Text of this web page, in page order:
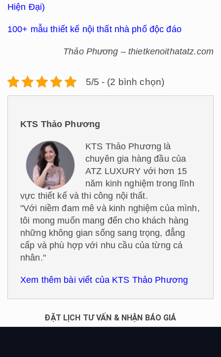
Hiện Đại)
100+ mẫu thiết kế nội thất nhà phố độc đáo
Thảo Phương – thietkenoithatatz.com
5/5 - (2 bình chọn)
KTS Thảo Phương
KTS Thảo Phương là
chuyên gia hàng đầu của
ATZ LUXURY với hơn 15
năm kinh nghiệm trong lĩnh
vực thiết kế và thi công nội thất.
"Với niềm đam mê và kinh nghiệm của mình,
tôi mong muốn mang đến cho khách hàng
những không gian sống sang trọng, đẳng
cấp và phù hợp với nhu cầu của từng cá
nhân."
Xem thêm bài viết của KTS Thảo Phương
ĐẶT LỊCH TƯ VẤN & NHẬN BÁO GIÁ